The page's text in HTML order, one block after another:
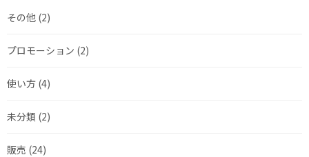
その他 (2)
プロモーション (2)
使い方 (4)
未分類 (2)
販売 (24)